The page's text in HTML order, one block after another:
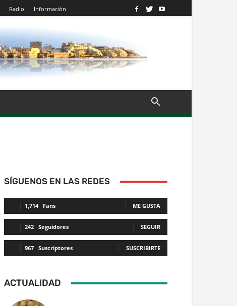
Radio Información
SÍGUENOS EN LAS REDES
1,714 Fans ME GUSTA
242 Seguidores SEGUIR
967 Suscriptores SUSCRIBIRTE
ACTUALIDAD